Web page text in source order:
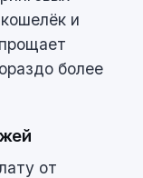
и
более
от